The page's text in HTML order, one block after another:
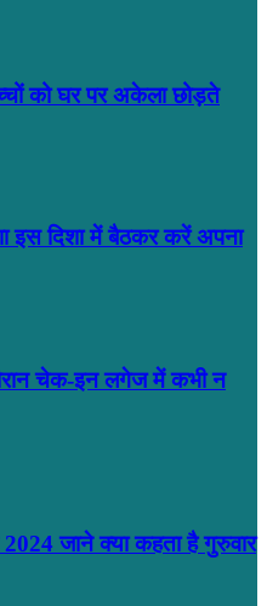
को घर पर अकेला छोड़ते
इस दिशा में बैठकर करें अपना
चेक-इन लगेज में कभी न
जाने क्या कहता है गुरुवार